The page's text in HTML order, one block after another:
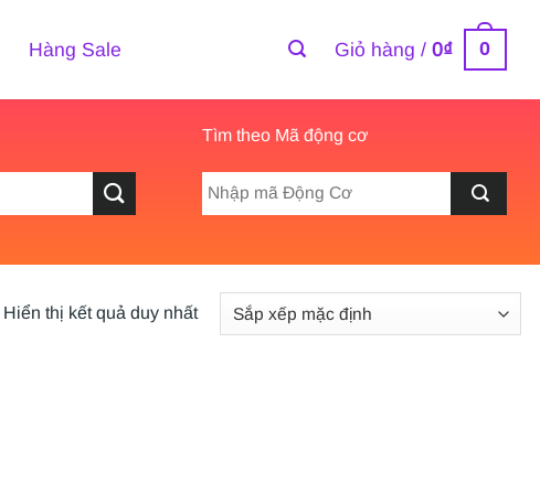
Hàng Sale Giỏ hàng /0₫ 0
Tìm theo Mã động cơ
Hiển thị kết quả duy nhất